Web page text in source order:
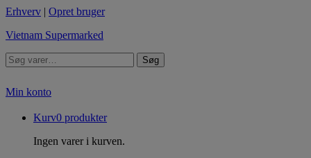
Erhverv | Opret bruger
Vietnam Supermarked
Søg
Min konto
Kurv0 produkter
Ingen varer i kurven.